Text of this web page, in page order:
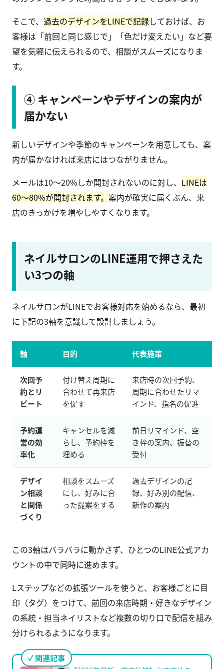
そこで、 過去のデザインをLINEで記録しておけば、お
客様は「前回と同じ感じで」「色だけ変えたい」など要
望を気軽に伝えられるので、相談がスムーズになりま
す。
④ キャンペーンやデザインの案内が
届かない
新しいデザインや季節のキャンペーンを用意しても、案
内が届かなければ来店にはつながりません。
メールは10〜20%しか開封されないのに対し、 LINEは
60〜80%が開封されます。 案内が確実に届くぶん、来
店のきっかけを増やしやすくなります。
ネイルサロンのLINE運用で押さえた
い3つの軸
ネイルサロンがLINEでお客様対応を始めるなら、最初
に下記の3軸を意識して設計しましょう。
軸 目的 代表施策
次回予
約とリ
ピート
付け替え周期に
合わせて再来店
を促す
来店時の次回予約、
周期に合わせたリマ
インド、指名の促進
予約運
営の効
率化
キャンセルを減
らし、予約枠を
埋める
前日リマインド、空
き枠の案内、振替の
受付
デザイ
ン相談
と関係
づくり
相談をスムーズ
にし、好みに合
った提案をする
過去デザインの記
録、好み別の配信、
新作の案内
この3軸はバラバラに動かさず、ひとつのLINE公式アカ
ウントの中で同時に進めます。
Lステップなどの拡張ツールを使うと、お客様ごとに目
印（タグ）をつけて、前回の来店時期・好きなデザイン
の系統・担当ネイリストなど複数の切り口で配信を組み
分けられるようになります。
関連記事